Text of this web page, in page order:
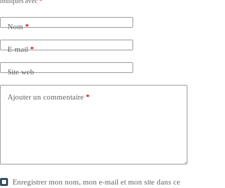
Nom*
E-mail*
Site web
Ajouter un commentaire *
Enregistrer mon nom, mon e-mail et mon site dans ce